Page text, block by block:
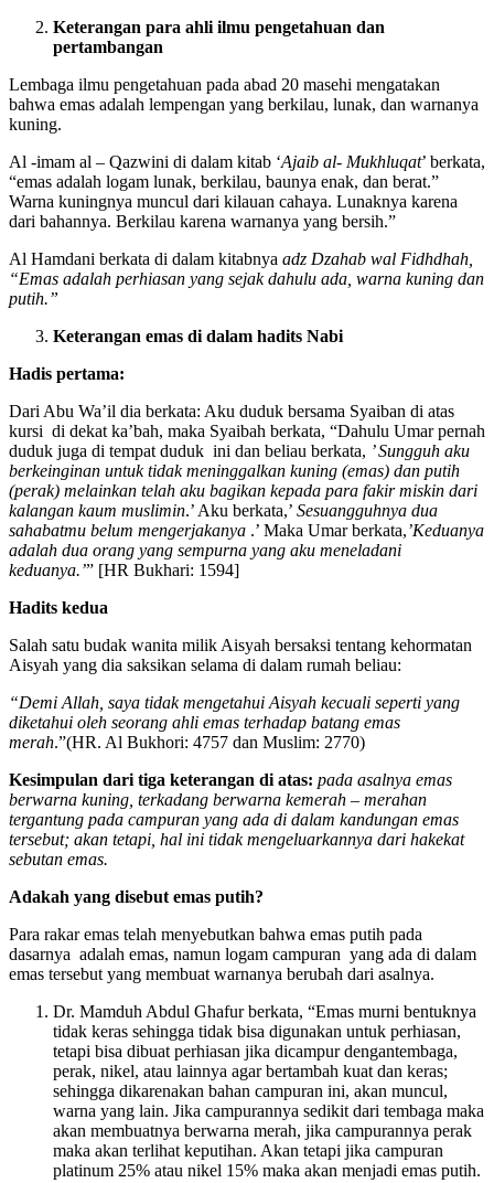
Keterangan para ahli ilmu pengetahuan dan
pertambangan
Lembaga ilmu pengetahuan pada abad 20 masehi mengatakan
bahwa emas adalah lempengan yang berkilau, lunak, dan warnanya
kuning.
Al -imam al – Qazwini di dalam kitab ‘Ajaib al- Mukhluqat’ berkata,
“emas adalah logam lunak, berkilau, baunya enak, dan berat.”
Warna kuningnya muncul dari kilauan cahaya. Lunaknya karena
dari bahannya. Berkilau karena warnanya yang bersih.”
Al Hamdani berkata di dalam kitabnya adz Dzahab wal Fidhdhah,
“Emas adalah perhiasan yang sejak dahulu ada, warna kuning dan
putih.”
Keterangan emas di dalam hadits Nabi
Hadis pertama:
Dari Abu Wa’il dia berkata: Aku duduk bersama Syaiban di atas
kursi di dekat ka’bah, maka Syaibah berkata, “Dahulu Umar pernah
duduk juga di tempat duduk ini dan beliau berkata, ’ Sungguh aku
berkeinginan untuk tidak meninggalkan kuning (emas) dan putih
(perak) melainkan telah aku bagikan kepada para fakir miskin dari
kalangan kaum muslimin.’ Aku berkata,’ Sesuangguhnya dua
sahabatmu belum mengerjakanya .’ Maka Umar berkata,’Keduanya
adalah dua orang yang sempurna yang aku meneladani
keduanya.’” [HR Bukhari: 1594]
Hadits kedua
Salah satu budak wanita milik Aisyah bersaksi tentang kehormatan
Aisyah yang dia saksikan selama di dalam rumah beliau:
“Demi Allah, saya tidak mengetahui Aisyah kecuali seperti yang
diketahui oleh seorang ahli emas terhadap batang emas
merah.”(HR. Al Bukhori: 4757 dan Muslim: 2770)
Kesimpulan dari tiga keterangan di atas: pada asalnya emas
berwarna kuning, terkadang berwarna kemerah – merahan
tergantung pada campuran yang ada di dalam kandungan emas
tersebut; akan tetapi, hal ini tidak mengeluarkannya dari hakekat
sebutan emas.
Adakah yang disebut emas putih?
Para rakar emas telah menyebutkan bahwa emas putih pada
dasarnya adalah emas, namun logam campuran yang ada di dalam
emas tersebut yang membuat warnanya berubah dari asalnya.
Dr. Mamduh Abdul Ghafur berkata, “Emas murni bentuknya
tidak keras sehingga tidak bisa digunakan untuk perhiasan,
tetapi bisa dibuat perhiasan jika dicampur dengantembaga,
perak, nikel, atau lainnya agar bertambah kuat dan keras;
sehingga dikarenakan bahan campuran ini, akan muncul,
warna yang lain. Jika campurannya sedikit dari tembaga maka
akan membuatnya berwarna merah, jika campurannya perak
maka akan terlihat keputihan. Akan tetapi jika campuran
platinum 25% atau nikel 15% maka akan menjadi emas putih.